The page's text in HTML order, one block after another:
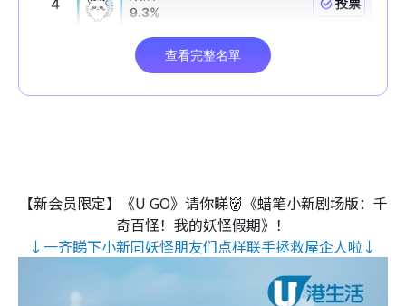
【新会员限定】《U GO》请你睇👹《蜡笔小新剧场版：千
奇百怪！我的妖怪假期》！
↓一齐睇下小新同妖怪朋友们点样联手拯救屋企人啦↓